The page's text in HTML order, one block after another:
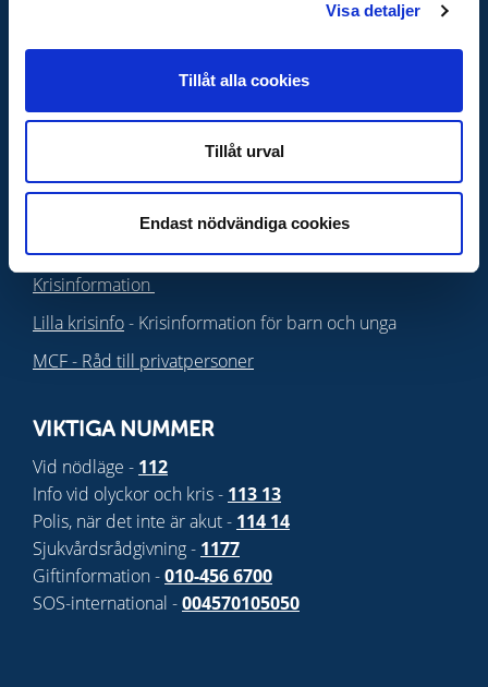
Visa detaljer
Tillåt alla cookies
Tillåt urval
Endast nödvändiga cookies
OM WEBBPLATSEN
Tillgänglighetsredogörelse
Cookies
VIKTIGA LÄNKAR
Krisinformation
Lilla krisinfo- Krisinformation för barn och unga
MCF - Råd till privatpersoner
VIKTIGA NUMMER
Vid nödläge - 112
Info vid olyckor och kris - 113 13
Polis, när det inte är akut - 114 14
Sjukvårdsrådgivning - 1177
Giftinformation -010-456 6700
SOS-international -004570105050